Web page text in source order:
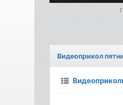
Видеоприкол